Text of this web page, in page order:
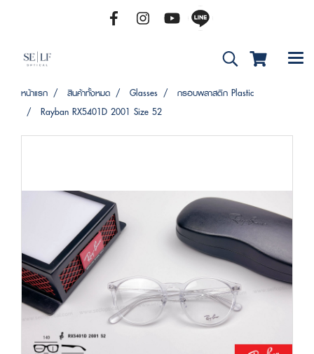
หน้าแรก สินค้าทั้งหมด Glasses
กรอบพลาสติก Plastic
Rayban RX5401D 2001 Size 52